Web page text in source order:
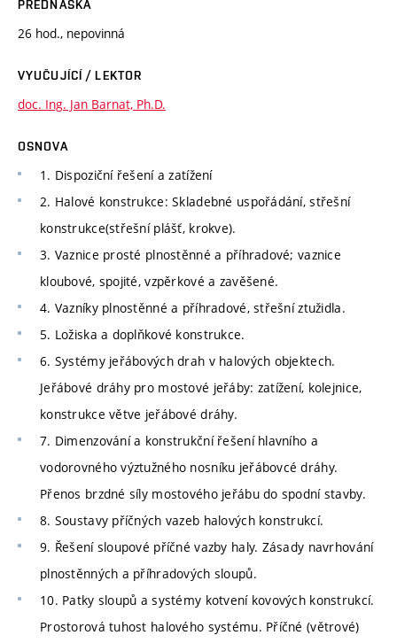
PŘEDNÁŠKA
26 hod., nepovinná
VYUČUJÍCÍ / LEKTOR
doc. Ing. Jan Barnat, Ph.D.
OSNOVA
1. Dispoziční řešení a zatížení
2. Halové konstrukce: Skladebné uspořádání, střešní
konstrukce(střešní plášť, krokve).
3. Vaznice prosté plnostěnné a příhradové; vaznice
kloubové, spojité, vzpěrkové a zavěšené.
4. Vazníky plnostěnné a příhradové, střešní ztužidla.
5. Ložiska a doplňkové konstrukce.
6. Systémy jeřábových drah v halových objektech.
Jeřábové dráhy pro mostové jeřáby: zatížení, kolejnice,
konstrukce větve jeřábové dráhy.
7. Dimenzování a konstrukční řešení hlavního a
vodorovného výztužného nosníku jeřábovcé dráhy.
Přenos brzdné síly mostového jeřábu do spodní stavby.
8. Soustavy příčných vazeb halových konstrukcí.
9. Řešení sloupové příčné vazby haly. Zásady navrhování
plnostěnných a příhradových sloupů.
10. Patky sloupů a systémy kotvení kovových konstrukcí.
Prostorová tuhost halového systému. Příčné (větrové)